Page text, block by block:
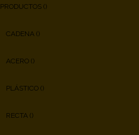
PRODUCTOS ()
CADENA ()
ACERO ()
PLÁSTICO ()
RECTA ()